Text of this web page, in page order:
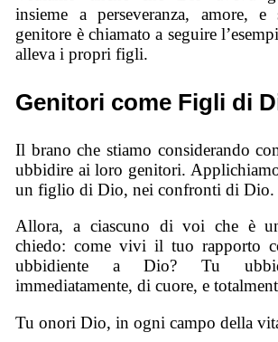
insieme a perseveranza, amore, e
genitore è chiamato a seguire
alleva i propri figli.
Genitori come Figli di
Il brano che stiamo considerando
ubbidire ai loro genitori.
un figlio di Dio, nei confronti di Dio.
Allora, a ciascuno di voi che è
chiedo: come vivi il tuo rapporto
ubbidiente a Dio? Tu
immediatamente, di cuore, e
Tu onori Dio, in ogni campo della